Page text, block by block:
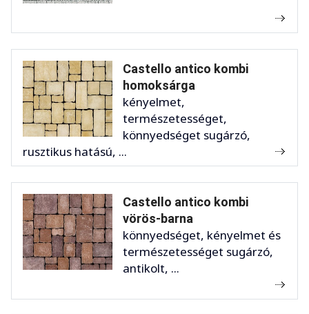
Castello antico kombi
homoksárga
kényelmet,
természetességet,
könnyedséget sugárzó,
rusztikus hatású, ...
Castello antico kombi
vörös-barna
könnyedséget, kényelmet és
természetességet sugárzó,
antikolt, ...